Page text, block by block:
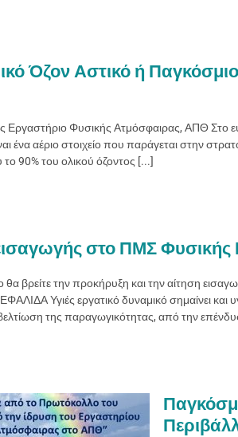
Όζον Αστικό ή
Φυσικής Ατμόσφαιρας, ΑΠΘ Στο
ένα αέριο στοιχείο που παράγεται στην
το 90% του ολικού όζοντος [...]
στο ΠΜΣ Φυσικής
θα βρείτε την προκήρυξη και την αίτηση
Υγιές εργατικό δυναμικό σημαίνει και
της παραγωγικότητας, από την